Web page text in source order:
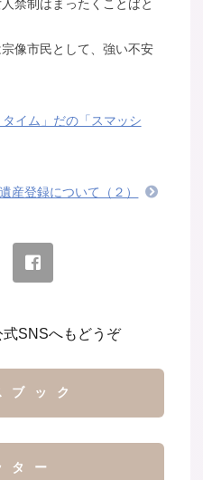
禁制はまったくことばと
像市民として、強い不安
タイム」だの「スマッシ
産登録について（２）
式SNSへもどうぞ
ブック
ター